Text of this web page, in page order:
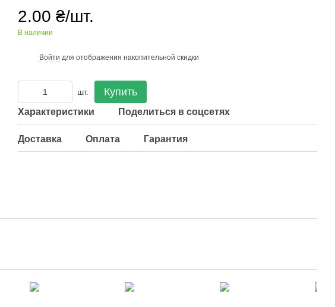
2.00 ₴/шт.
В наличии
Войти для отображения накопительной скидки
шт. Купить
Характеристики Поделиться в соцсетях
Доставка Оплата Гарантия